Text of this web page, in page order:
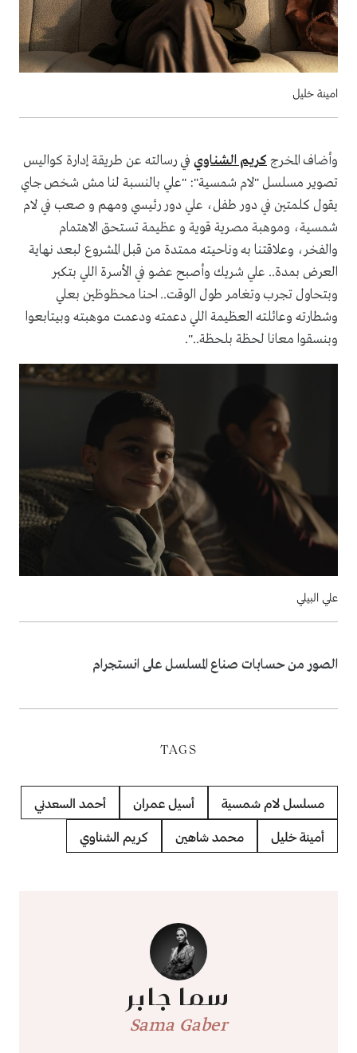
امينة خليل
وأضاف المخرج كريم الشناوي في رسالته عن طريقة إدارة كواليس
تصوير مسلسل "لام شمسية": "علي بالنسبة لنا مش شخص جاي
يقول كلمتين في دور طفل، علي دور رئيسي ومهم و صعب في لام
شمسية، وموهبة مصرية قوية و عظيمة تستحق الاهتمام
والفخر، وعلاقتنا به وناحيته ممتدة من قبل المشروع لبعد نهاية
العرض بمدة.. علي شريك وأصبح عضو في الأسرة اللي بتكبر
وبتحاول تجرب وتغامر طول الوقت.. احنا محظوظين بعلي
وشطارته وعائلته العظيمة اللي دعمته ودعمت موهبته وبيتابعوا
وبنسقوا معانا لحظة بلحظة..".
علي البيلي
الصور من حسابات صناع المسلسل على انستجرام
TAGS
مسلسل لام شمسية أسيل عمران أحمد السعدني
أمينة خليل محمد شاهين كريم الشناوي
سما جابر
Sama Gaber